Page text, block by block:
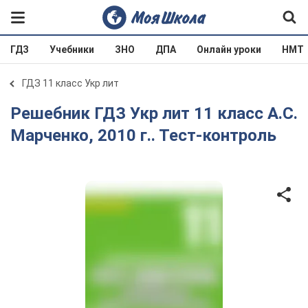
ГДЗ Учебники ЗНО ДПА Онлайн уроки НМТ
ГДЗ 11 класс Укр лит
Решебник ГДЗ Укр лит 11 класс А.С.
Марченко, 2010 г.. Тест-контроль